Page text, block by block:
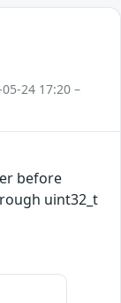
24 17:20 –
before
uint32_t